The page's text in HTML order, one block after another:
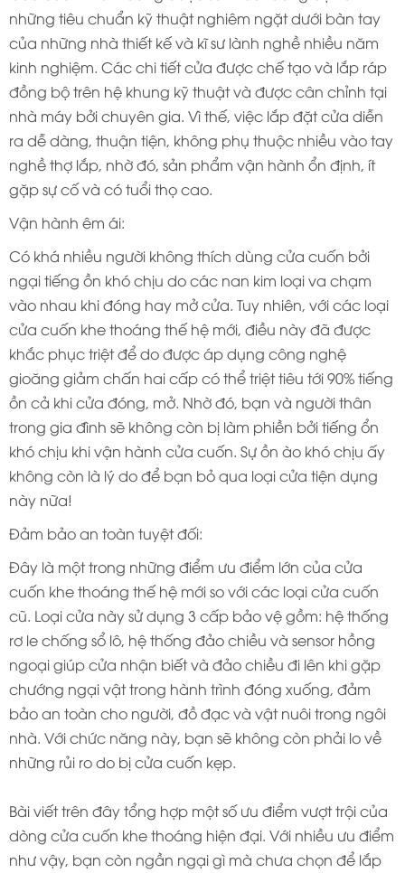
những tiêu chuẩn kỹ thuật nghiêm ngặt dưới bàn tay
của những nhà thiết kế và kĩ sư lành nghề nhiều năm
kinh nghiệm. Các chi tiết cửa được chế tạo và lắp ráp
đồng bộ trên hệ khung kỹ thuật và được cân chỉnh tại
nhà máy bởi chuyên gia. Vì thế, việc lắp đặt cửa diễn
ra dễ dàng, thuận tiện, không phụ thuộc nhiều vào tay
nghề thợ lắp, nhờ đó, sản phẩm vận hành ổn định, ít
gặp sự cố và có tuổi thọ cao.
Vận hành êm ái:
Có khá nhiều người không thích dùng cửa cuốn bởi
ngại tiếng ồn khó chịu do các nan kim loại va chạm
vào nhau khi đóng hay mở cửa. Tuy nhiên, với các loại
cửa cuốn khe thoáng thế hệ mới, điều này đã được
khắc phục triệt để do được áp dụng công nghệ
gioăng giảm chấn hai cấp có thể triệt tiêu tới 90% tiếng
ồn cả khi cửa đóng, mở. Nhờ đó, bạn và người thân
trong gia đình sẽ không còn bị làm phiền bởi tiếng ổn
khó chịu khi vận hành cửa cuốn. Sự ồn ào khó chịu ấy
không còn là lý do để bạn bỏ qua loại cửa tiện dụng
này nữa!
Đảm bảo an toàn tuyệt đối:
Đây là một trong những điểm ưu điểm lớn của cửa
cuốn khe thoáng thế hệ mới so với các loại cửa cuốn
cũ. Loại cửa này sử dụng 3 cấp bảo vệ gồm: hệ thống
rơ le chống sổ lô, hệ thống đảo chiều và sensor hồng
ngoại giúp cửa nhận biết và đảo chiều đi lên khi gặp
chướng ngại vật trong hành trình đóng xuống, đảm
bảo an toàn cho người, đồ đạc và vật nuôi trong ngôi
nhà. Với chức năng này, bạn sẽ không còn phải lo về
những rủi ro do bị cửa cuốn kẹp.
Bài viết trên đây tổng hợp một số ưu điểm vượt trội của
dòng cửa cuốn khe thoáng hiện đại. Với nhiều ưu điểm
như vậy, bạn còn ngần ngại gì mà chưa chọn để lắp